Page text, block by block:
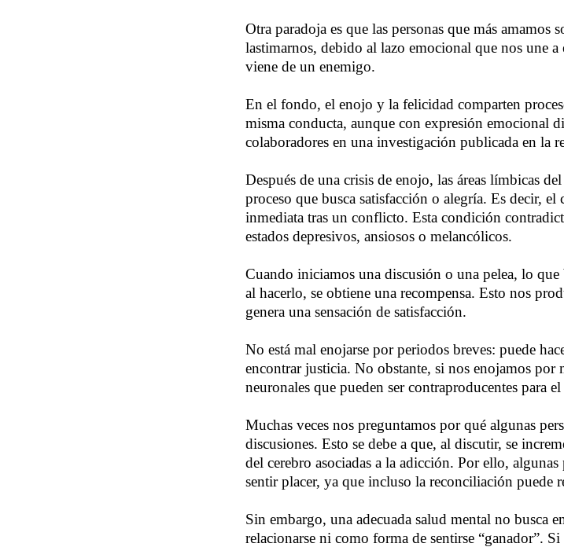
Otra paradoja es que las personas que más amamos
lastimarnos, debido al lazo emocional que nos une
viene de un enemigo.
En el fondo, el enojo y la felicidad comparten
misma conducta, aunque con expresión emocional
colaboradores en una investigación publicada en la
Después de una crisis de enojo, las áreas límbicas
proceso que busca satisfacción o alegría. Es decir,
inmediata tras un conflicto. Esta condición
estados depresivos, ansiosos o melancólicos.
Cuando iniciamos una discusión o una pelea, lo que
al hacerlo, se obtiene una recompensa. Esto nos
genera una sensación de satisfacción.
No está mal enojarse por periodos breves: puede
encontrar justicia. No obstante, si nos enojamos por
neuronales que pueden ser contraproducentes para
Muchas veces nos preguntamos por qué algunas
discusiones. Esto se debe a que, al discutir, se
del cerebro asociadas a la adicción. Por ello,
sentir placer, ya que incluso la reconciliación puede
Sin embargo, una adecuada salud mental no busca
relacionarse ni como forma de sentirse “ganador”.